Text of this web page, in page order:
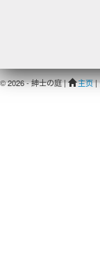
© 2026 - 紳士の庭 | 主页|